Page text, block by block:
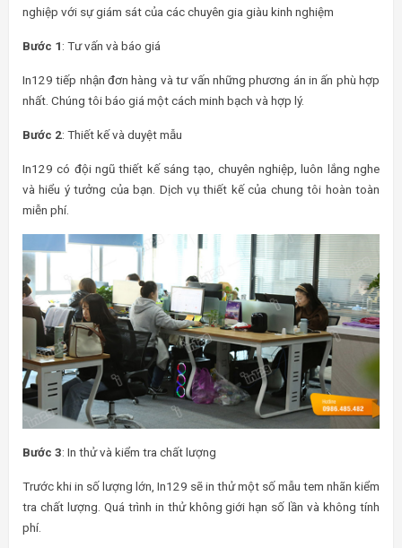
nghiệp với sự giám sát của các chuyên gia giàu kinh nghiệm
Bước 1: Tư vấn và báo giá
In129 tiếp nhận đơn hàng và tư vấn những phương án in ấn phù hợp
nhất. Chúng tôi báo giá một cách minh bạch và hợp lý.
Bước 2: Thiết kế và duyệt mẫu
In129 có đội ngũ thiết kế sáng tạo, chuyên nghiệp, luôn lắng nghe
và hiểu ý tưởng của bạn. Dịch vụ thiết kế của chung tôi hoàn toàn
miễn phí.
Bước 3: In thử và kiểm tra chất lượng
Trước khi in số lượng lớn, In129 sẽ in thử một số mẫu tem nhãn kiểm
tra chất lượng. Quá trình in thử không giới hạn số lần và không tính
phí.